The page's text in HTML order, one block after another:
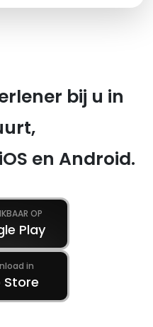
bij u in
en Android.
OP
Play
in
Store